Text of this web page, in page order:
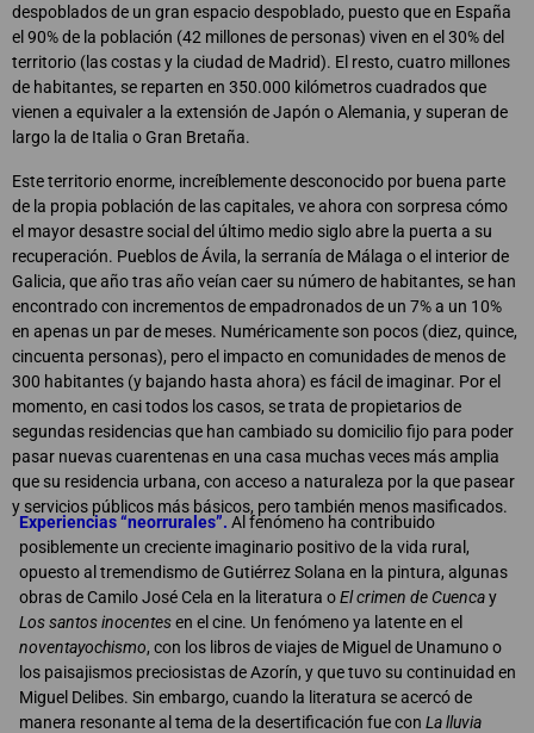
despoblados de un gran espacio despoblado, puesto que en España
el 90% de la población (42 millones de personas) viven en el 30% del
territorio (las costas y la ciudad de Madrid). El resto, cuatro millones
de habitantes, se reparten en 350.000 kilómetros cuadrados que
vienen a equivaler a la extensión de Japón o Alemania, y superan de
largo la de Italia o Gran Bretaña.
Este territorio enorme, increíblemente desconocido por buena parte
de la propia población de las capitales, ve ahora con sorpresa cómo
el mayor desastre social del último medio siglo abre la puerta a su
recuperación. Pueblos de Ávila, la serranía de Málaga o el interior de
Galicia, que año tras año veían caer su número de habitantes, se han
encontrado con incrementos de empadronados de un 7% a un 10%
en apenas un par de meses. Numéricamente son pocos (diez, quince,
cincuenta personas), pero el impacto en comunidades de menos de
300 habitantes (y bajando hasta ahora) es fácil de imaginar. Por el
momento, en casi todos los casos, se trata de propietarios de
segundas residencias que han cambiado su domicilio fijo para poder
pasar nuevas cuarentenas en una casa muchas veces más amplia
que su residencia urbana, con acceso a naturaleza por la que pasear
y servicios públicos más básicos, pero también menos masificados.
Experiencias “neorrurales”. Al fenómeno ha contribuido
posiblemente un creciente imaginario positivo de la vida rural,
opuesto al tremendismo de Gutiérrez Solana en la pintura, algunas
obras de Camilo José Cela en la literatura oEl crimen de Cuencay
Los santos inocentesen el cine. Un fenómeno ya latente en el
noventayochismo, con los libros de viajes de Miguel de Unamuno o
los paisajismos preciosistas de Azorín, y que tuvo su continuidad en
Miguel Delibes. Sin embargo, cuando la literatura se acercó de
manera resonante al tema de la desertificación fue con La lluvia